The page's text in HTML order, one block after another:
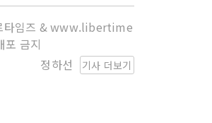
임즈 & www.libertime
포 금지
기사 더보기
정하선